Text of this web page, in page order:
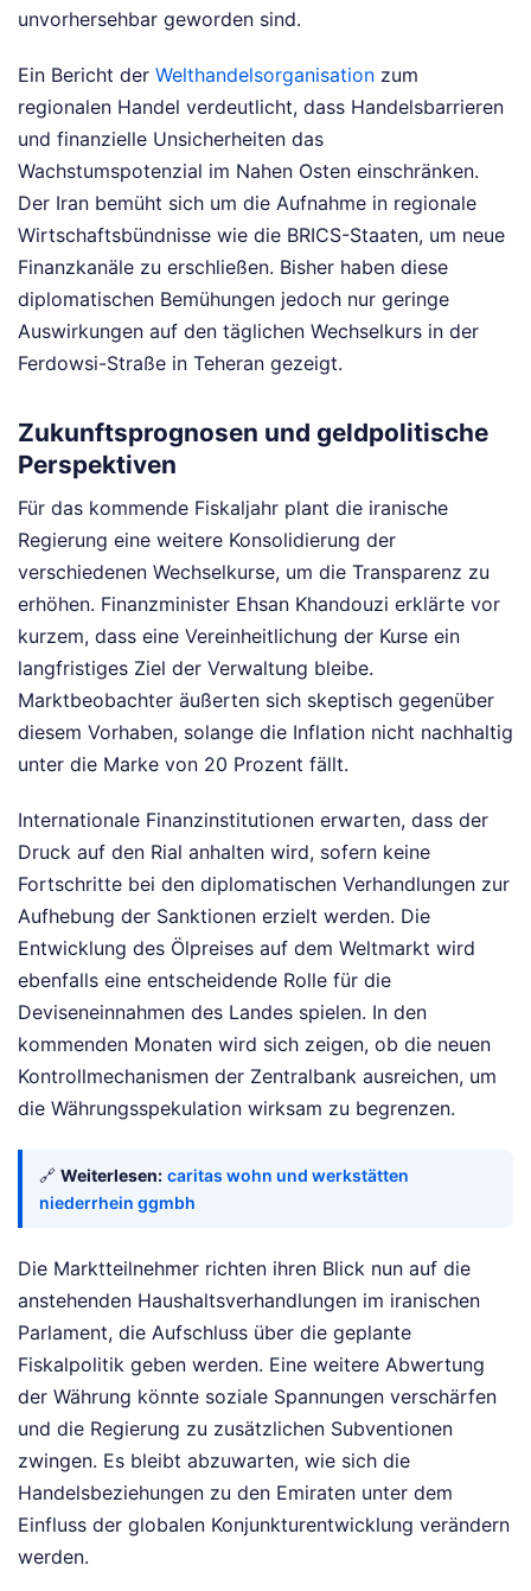
unvorhersehbar geworden sind.
Ein Bericht der Welthandelsorganisation zum
regionalen Handel verdeutlicht, dass Handelsbarrieren
und finanzielle Unsicherheiten das
Wachstumspotenzial im Nahen Osten einschränken.
Der Iran bemüht sich um die Aufnahme in regionale
Wirtschaftsbündnisse wie die BRICS-Staaten, um neue
Finanzkanäle zu erschließen. Bisher haben diese
diplomatischen Bemühungen jedoch nur geringe
Auswirkungen auf den täglichen Wechselkurs in der
Ferdowsi-Straße in Teheran gezeigt.
Zukunftsprognosen und geldpolitische
Perspektiven
Für das kommende Fiskaljahr plant die iranische
Regierung eine weitere Konsolidierung der
verschiedenen Wechselkurse, um die Transparenz zu
erhöhen. Finanzminister Ehsan Khandouzi erklärte vor
kurzem, dass eine Vereinheitlichung der Kurse ein
langfristiges Ziel der Verwaltung bleibe.
Marktbeobachter äußerten sich skeptisch gegenüber
diesem Vorhaben, solange die Inflation nicht nachhaltig
unter die Marke von 20 Prozent fällt.
Internationale Finanzinstitutionen erwarten, dass der
Druck auf den Rial anhalten wird, sofern keine
Fortschritte bei den diplomatischen Verhandlungen zur
Aufhebung der Sanktionen erzielt werden. Die
Entwicklung des Ölpreises auf dem Weltmarkt wird
ebenfalls eine entscheidende Rolle für die
Deviseneinnahmen des Landes spielen. In den
kommenden Monaten wird sich zeigen, ob die neuen
Kontrollmechanismen der Zentralbank ausreichen, um
die Währungsspekulation wirksam zu begrenzen.
🔗 Weiterlesen: caritas wohn und werkstätten
niederrhein ggmbh
Die Marktteilnehmer richten ihren Blick nun auf die
anstehenden Haushaltsverhandlungen im iranischen
Parlament, die Aufschluss über die geplante
Fiskalpolitik geben werden. Eine weitere Abwertung
der Währung könnte soziale Spannungen verschärfen
und die Regierung zu zusätzlichen Subventionen
zwingen. Es bleibt abzuwarten, wie sich die
Handelsbeziehungen zu den Emiraten unter dem
Einfluss der globalen Konjunkturentwicklung verändern
werden.